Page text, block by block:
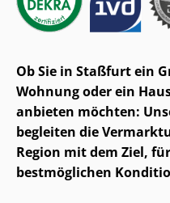
Ob Sie in Staßfurt ein
Wohnung oder ein
anbieten möchten:
begleiten die
Region mit dem Ziel,
bestmöglichen